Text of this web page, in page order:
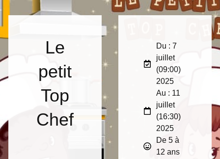
Le
petit
Top
Chef
Du : 7
juillet
(09:00)
2025
Au : 11
juillet
(16:30)
2025
De 5 à
12 ans